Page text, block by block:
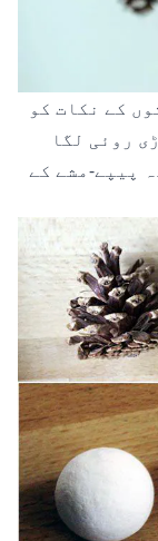
کے نکات کو
روئی لگا
پیپے-مشے کے